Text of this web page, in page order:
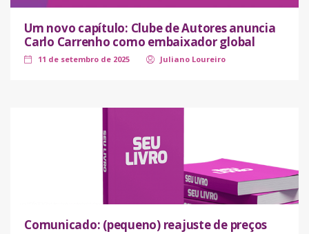
Um novo capítulo: Clube de Autores anuncia
Carlo Carrenho como embaixador global
11 de setembro de 2025 Juliano Loureiro
Comunicado: (pequeno) reajuste de preços